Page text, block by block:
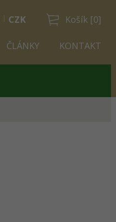
Košík [0]
CZK
ČLÁNKY KONTAKT